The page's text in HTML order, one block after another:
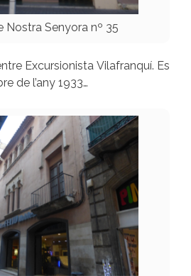
Nostra Senyora nº 35
Excursionista Vilafranquí. Es
de l’any 1933…